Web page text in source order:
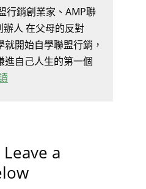
行銷創業家、AMP聯
人 在父母的反對
開始自學聯盟行銷，
進自己人生的第一個
a